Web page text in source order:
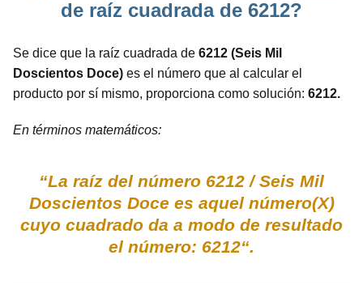
de raíz cuadrada de 6212?
Se dice que la raíz cuadrada de 6212 (Seis Mil
Doscientos Doce) es el número que al calcular el
producto por sí mismo, proporciona como solución: 6212.
En términos matemáticos:
“La raíz del número 6212 / Seis Mil
Doscientos Doce es aquel número(X)
cuyo cuadrado da a modo de resultado
el número: 6212“.